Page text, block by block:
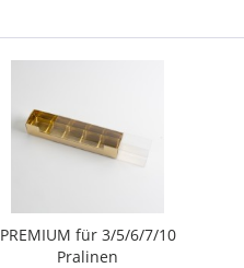
PREMIUM für 3/5/6/7/10
Pralinen